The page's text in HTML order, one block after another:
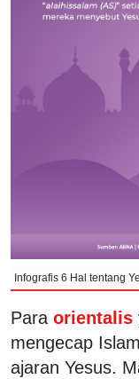
Infografis 6 Hal tentang
Paraorientalis
mengecap
ajaran Yesus.